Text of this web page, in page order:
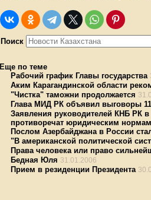
Поиск
Еще по теме
Рабочий график Главы государства
Аким Карагандинской области
"Чистка" таможни продолжается
Глава МИД РК объявил выговоры
Заявления руководителей КНБ РК
противоречат юридическим нормам
Послом Азербайджана в России
"В американской политической
Права человека или право
Бедная Юля 31.01.2006
Прием в резиденции Президента